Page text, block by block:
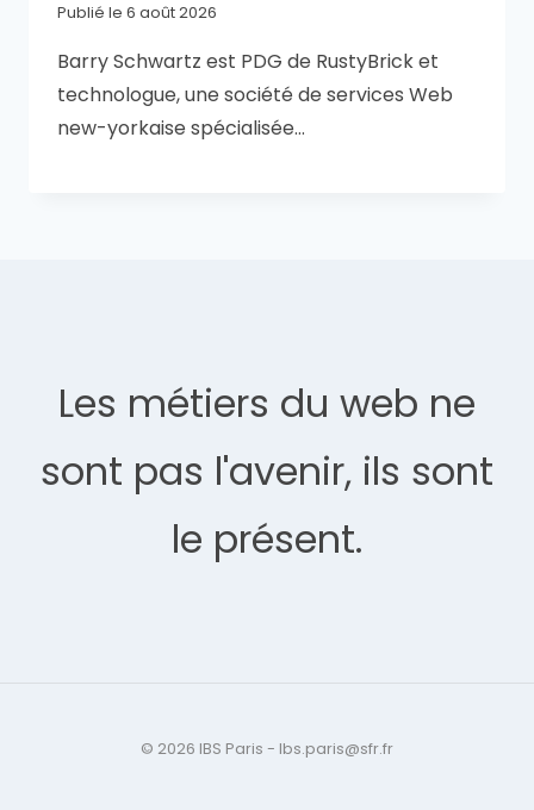
Publié le 6 août 2026
Barry Schwartz est PDG de RustyBrick et
technologue, une société de services Web
new-yorkaise spécialisée…
Les métiers du web ne
sont pas l'avenir, ils sont
le présent.
© 2026 IBS Paris - Ibs.paris@sfr.fr